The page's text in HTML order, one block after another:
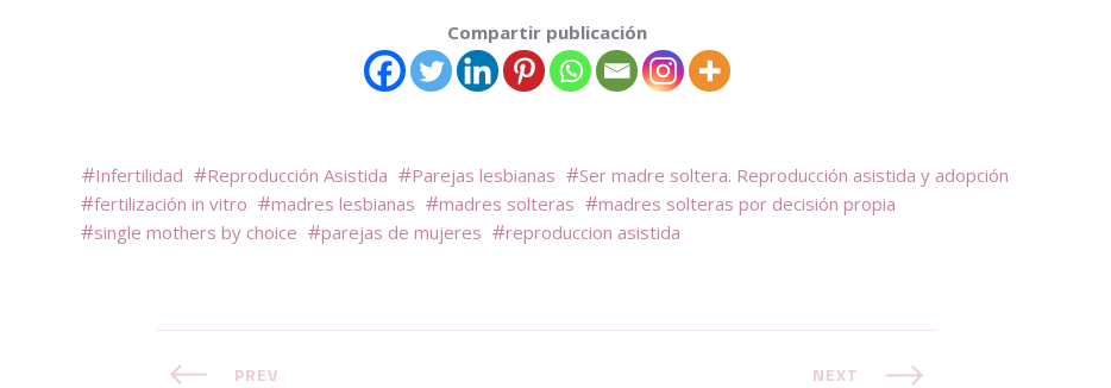
Compartir publicación
Infertilidad Reproducción Asistida Parejas lesbianas
Ser madre soltera. Reproducción asistida y adopción
fertilización in vitro
madres lesbianas madres solteras
madres solteras por decisión propia
single mothers by choice
parejas de mujeres reproduccion asistida
PREV NEXT